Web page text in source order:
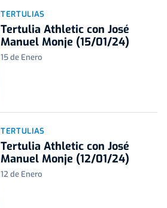
TERTULIAS
Tertulia Athletic con José
Manuel Monje (15/01/24)
15 de Enero
TERTULIAS
Tertulia Athletic con José
Manuel Monje (12/01/24)
12 de Enero